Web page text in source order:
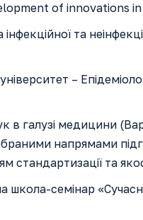
of innovations in
та
–
в галузі медицини
напрямами
стандартизації та
семінар «Сучасні